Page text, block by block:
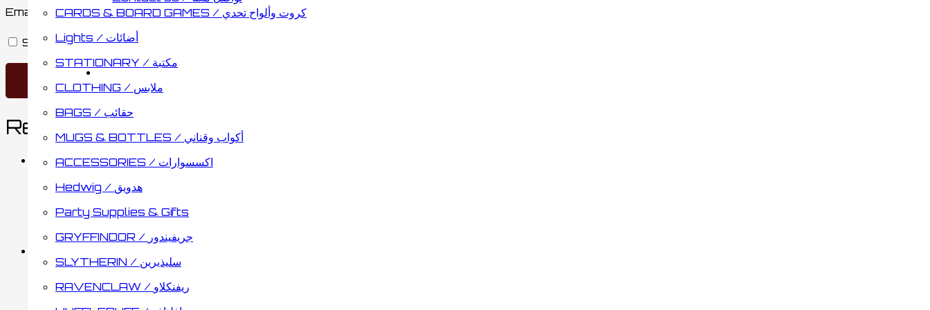
CARDS & BOARD GAMES / كروت وألواح تحدي
Lights / أضائات
STATIONARY / مكتبة
CLOTHING / ملابس
BAGS / حقائب
MUGS & BOTTLES / أكواب وقناني
ACCESSORIES / اكسسوارات
Hedwig / هدويق
Party Supplies & Gifts
GRYFFINDOR / جريفيندور
SLYTHERIN / سليذيرين
RAVENCLAW / ريفنكلاو
Email *
Save my name, email, and website in this browser for the next time I comment.
Related products
Hedwig Pewter Lapel Pin
د.ك2.80 Add to cart
Hogwarts Pocket Watch